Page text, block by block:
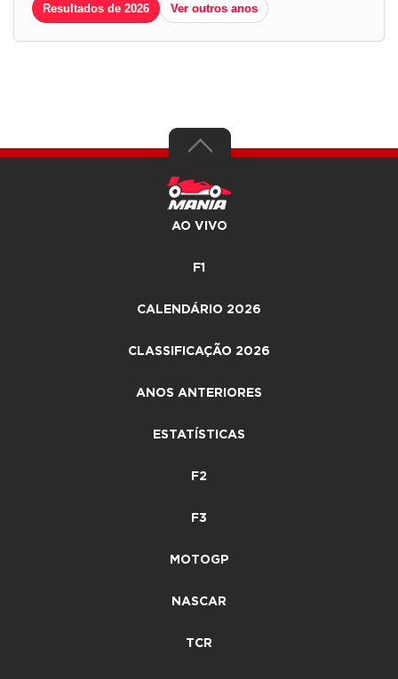
Resultados de 2026 Ver outros anos
AO VIVO
F1
CALENDÁRIO 2026
CLASSIFICAÇÃO 2026
ANOS ANTERIORES
ESTATÍSTICAS
F2
F3
MOTOGP
NASCAR
TCR